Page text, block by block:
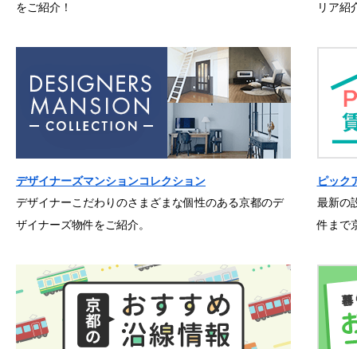
をご紹介！
リア紹
デザイナーズマンションコレクション
デザイナーこだわりのさまざまな個性のある京都のデ
ザイナーズ物件をご紹介。
ピック
最新の
件まで